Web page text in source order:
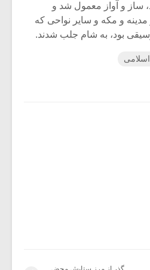
ساز و آواز معمول شد و
مدینه و مکه و سایر نواحی که
بود، به شام جلب شدند.